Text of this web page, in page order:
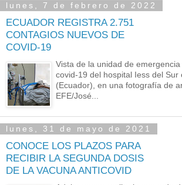
lunes, 7 de febrero de 2022
ECUADOR REGISTRA 2.751
CONTAGIOS NUEVOS DE
COVID-19
Vista de la unidad de
covid-19 del hospital Iess del Sur
(Ecuador), en una fotografía de
EFE/José...
lunes, 31 de mayo de 2021
CONOCE LOS PLAZOS PARA
RECIBIR LA SEGUNDA DOSIS
DE LA VACUNA ANTICOVID